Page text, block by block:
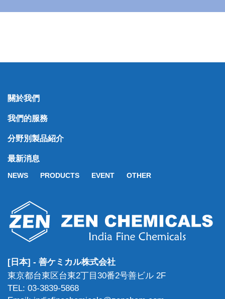
關於我們
我們的服務
分野別製品紹介
最新消息
NEWS PRODUCTS EVENT OTHER
[日本] - 善ケミカル株式会社
東京都台東区台東2丁目30番2号善ビル 2F
TEL: 03-3839-5868